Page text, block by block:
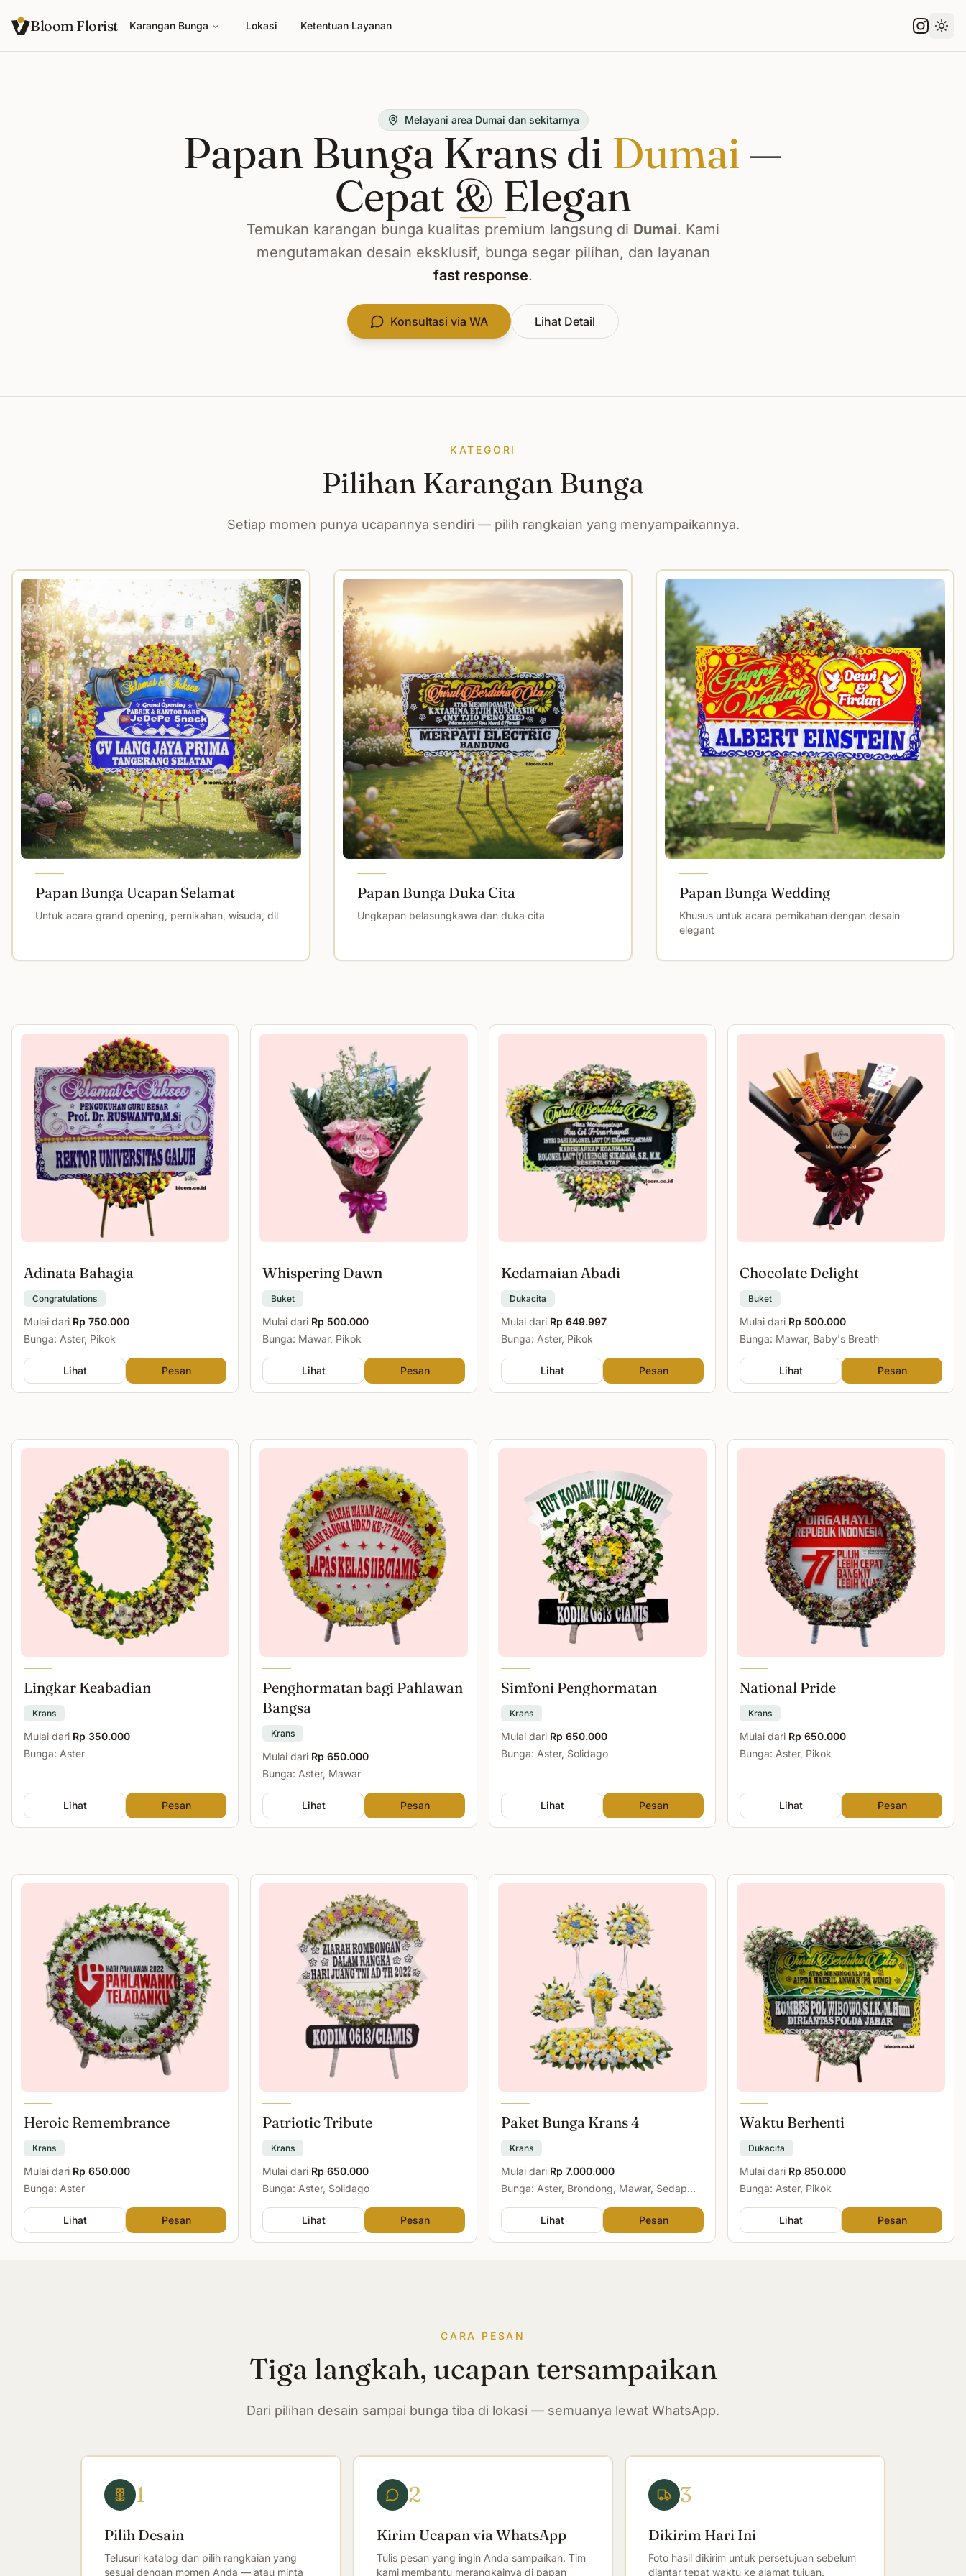
Bloom Florist Karangan Bunga Lokasi Ketentuan Layanan
Melayani area Dumai dan sekitarnya
Papan Bunga Krans di Dumai —
Cepat & Elegan
Temukan karangan bunga kualitas premium langsung di Dumai. Kami
mengutamakan desain eksklusif, bunga segar pilihan, dan layanan
fast response.
Konsultasi via WA Lihat Detail
KATEGORI
Pilihan Karangan Bunga
Setiap momen punya ucapannya sendiri — pilih rangkaian yang menyampaikannya.
Papan Bunga Ucapan Selamat
Untuk acara grand opening, pernikahan, wisuda, dll
Papan Bunga Duka Cita
Ungkapan belasungkawa dan duka cita
Papan Bunga Wedding
Khusus untuk acara pernikahan dengan desain
elegant
Adinata Bahagia
Congratulations
Mulai dari Rp 750.000
Bunga: Aster, Pikok
Lihat Pesan
Whispering Dawn
Buket
Mulai dari Rp 500.000
Bunga: Mawar, Pikok
Lihat Pesan
Kedamaian Abadi
Dukacita
Mulai dari Rp 649.997
Bunga: Aster, Pikok
Lihat Pesan
Chocolate Delight
Buket
Mulai dari Rp 500.000
Bunga: Mawar, Baby's Breath
Lihat Pesan
Lingkar Keabadian
Krans
Mulai dari Rp 350.000
Bunga: Aster
Lihat Pesan
Penghormatan bagi Pahlawan
Bangsa
Krans
Mulai dari Rp 650.000
Bunga: Aster, Mawar
Lihat Pesan
Simfoni Penghormatan
Krans
Mulai dari Rp 650.000
Bunga: Aster, Solidago
Lihat Pesan
National Pride
Krans
Mulai dari Rp 650.000
Bunga: Aster, Pikok
Lihat Pesan
Heroic Remembrance
Krans
Mulai dari Rp 650.000
Bunga: Aster
Lihat Pesan
Patriotic Tribute
Krans
Mulai dari Rp 650.000
Bunga: Aster, Solidago
Lihat Pesan
Paket Bunga Krans 4
Krans
Mulai dari Rp 7.000.000
Bunga: Aster, Brondong, Mawar, Sedap
Lihat
Pesan
Waktu Berhenti
Dukacita
Mulai dari Rp 850.000
Bunga: Aster, Pikok
Lihat Pesan
CARA PESAN
Tiga langkah, ucapan tersampaikan
Dari pilihan desain sampai bunga tiba di lokasi — semuanya lewat WhatsApp.
1
Pilih Desain
Telusuri katalog dan pilih rangkaian yang
sesuai dengan momen Anda — atau minta
2
Kirim Ucapan via WhatsApp
Tulis pesan yang ingin Anda sampaikan. Tim
kami membantu merangkainya di papan
3
Dikirim Hari Ini
Foto hasil dikirim untuk persetujuan sebelum
diantar tepat waktu ke alamat tujuan.